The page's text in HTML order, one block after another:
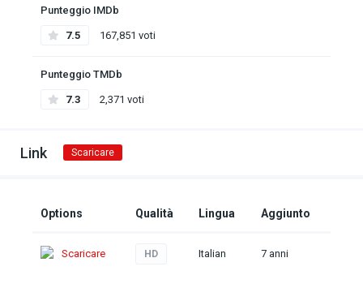
Punteggio IMDb
7.5 167,851 voti
Punteggio TMDb
7.3 2,371 voti
Link Scaricare
Options Qualità Lingua Aggiunto
Scaricare HD Italian 7 anni